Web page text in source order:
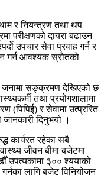
र नियन्त्रण तथा थप
परीक्षणको दायरा बढाउन
उपचार सेवा प्रवाह गर्न र
गर्न आवश्यक स्रोतको
जनामा सङ्क्रमण देखिएको छ
तथा प्रयोगशालामा
(पिपिई) र सेवामा उत्प्ररित
जानकारी दिनुभयो ।
कार्यरत रहेका सबै
जीवन बीमा बजेटमा
उपत्यकामा ३०० श्ययाको
लागि बजेट विनियोजन